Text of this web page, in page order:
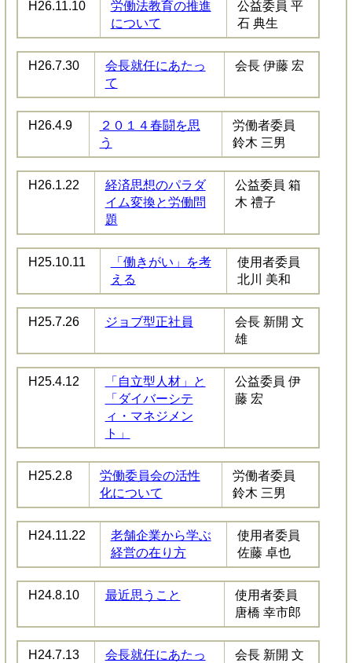
H26.11.10
労働法教育の推進
について
公益委員 平
石 典生
H26.7.30
会長就任にあたっ
て
会長 伊藤 宏
H26.4.9
２０１４春闘を思
う
労働者委員
鈴木 三男
H26.1.22
経済思想のパラダ
イム変換と労働問
題
公益委員 箱
木 禮子
H25.10.11
「働きがい」を考
える
使用者委員
北川 美和
H25.7.26 ジョブ型正社員
会長 新開 文
雄
H25.4.12
「自立型人材」と
「ダイバーシテ
ィ・マネジメン
ト」
公益委員 伊
藤 宏
H25.2.8
労働委員会の活性
化について
労働者委員
鈴木 三男
H24.11.22
老舗企業から学ぶ
経営の在り方
使用者委員
佐藤 卓也
H24.8.10 最近思うこと
使用者委員
唐橋 幸市郎
H24.7.13
会長就任にあたっ
会長 新開 文